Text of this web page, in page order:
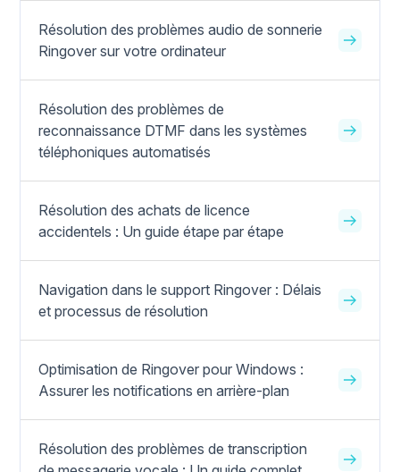
Résolution des problèmes audio de sonnerie
Ringover sur votre ordinateur
Résolution des problèmes de
reconnaissance DTMF dans les systèmes
téléphoniques automatisés
Résolution des achats de licence
accidentels : Un guide étape par étape
Navigation dans le support Ringover : Délais
et processus de résolution
Optimisation de Ringover pour Windows :
Assurer les notifications en arrière-plan
Résolution des problèmes de transcription